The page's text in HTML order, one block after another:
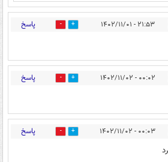
۲۱:۵۳ - ۱۴۰۲/۱۱/۰۱ 2 پاسخ
۰۰:۰۲ - ۱۴۰۲/۱۱/۰۲ 0 پاسخ
۰۰:۰۳ - ۱۴۰۲/۱۱/۰۲ 1 پاسخ